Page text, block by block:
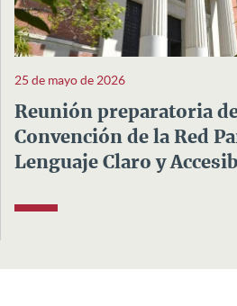
25 de mayo de 2026
Reunión preparatoria
Convención de la Red
Lenguaje Claro y